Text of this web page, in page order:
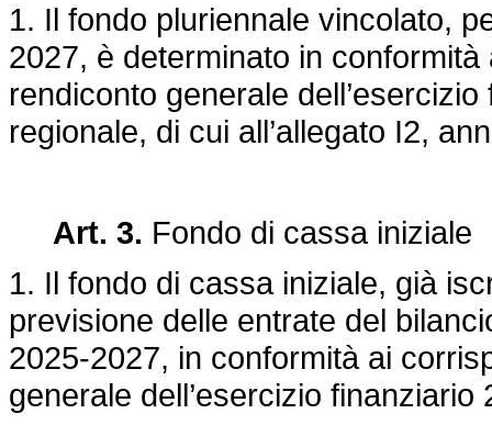
1. Il fondo pluriennale vincolato,
2027, è determinato in
rendiconto generale
regionale, di cui all’allegato I2,
Art. 3. Fondo di cassa iniziale
1. Il fondo di cassa iniziale, già
previsione delle entrate del
2025-2027, in conformità ai
generale dell’esercizio